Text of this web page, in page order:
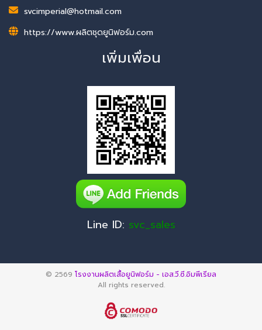
svcimperial@hotmail.com
https://www.ผลิตชุดยูนิฟอร์ม.com
เพิ่มเพื่อน
Line ID: svc_sales
© 2569 โรงงานผลิตเสื้อยูนิฟอร์ม - เอส.วี.ซี.อิมพีเรียล
All rights reserved.